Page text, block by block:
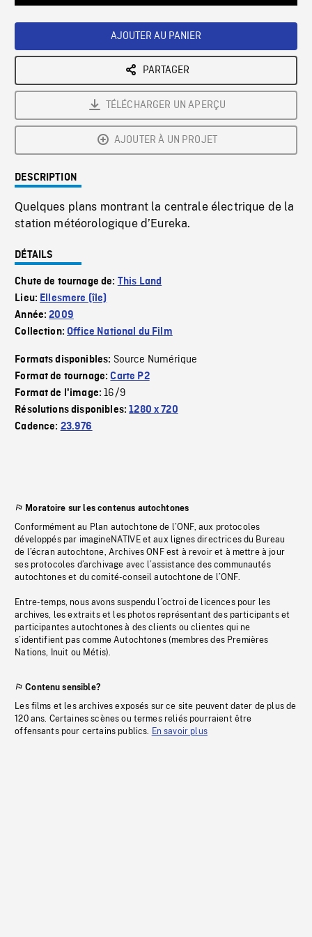
AJOUTER AU PANIER
PARTAGER
TÉLÉCHARGER UN APERÇU
AJOUTER À UN PROJET
DESCRIPTION
Quelques plans montrant la centrale électrique de la
station météorologique d’Eureka.
DÉTAILS
Chute de tournage de: This Land
Lieu: Ellesmere (île)
Année:2009
Collection:Office National du Film
Formats disponibles: Source Numérique
Format de tournage:Carte P2
Format de l'image:16/9
Résolutions disponibles:1280 x 720
Cadence: 23.976
Moratoire sur les contenus autochtones
Conformément au Plan autochtone de l’ONF, aux protocoles
développés par imagineNATIVE et aux lignes directrices du Bureau
de l’écran autochtone, Archives ONF est à revoir et à mettre à jour
ses protocoles d’archivage avec l’assistance des communautés
autochtones et du comité-conseil autochtone de l’ONF.
Entre-temps, nous avons suspendu l’octroi de licences pour les
archives, les extraits et les photos représentant des participants et
participantes autochtones à des clients ou clientes qui ne
s’identifient pas comme Autochtones (membres des Premières
Nations, Inuit ou Métis).
Contenu sensible?
Les films et les archives exposés sur ce site peuvent dater de plus de
120 ans. Certaines scènes ou termes reliés pourraient être
offensants pour certains publics. En savoir plus